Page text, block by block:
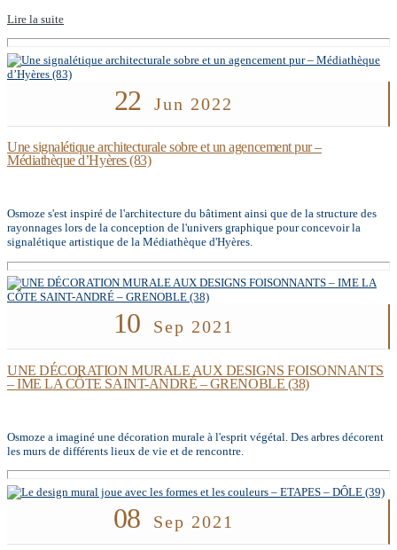
Lire la suite
22 Jun 2022
Une signalétique architecturale sobre et un agencement pur –
Médiathèque d’Hyères (83)
Osmoze s'est inspiré de l'architecture du bâtiment ainsi que de la structure des
rayonnages lors de la conception de l'univers graphique pour concevoir la
signalétique artistique de la Médiathèque d'Hyères.
10 Sep 2021
UNE DÉCORATION MURALE AUX DESIGNS FOISONNANTS
– IME LA CÔTE SAINT-ANDRÉ – GRENOBLE (38)
Osmoze a imaginé une décoration murale à l'esprit végétal. Des arbres décorent
les murs de différents lieux de vie et de rencontre.
08 Sep 2021